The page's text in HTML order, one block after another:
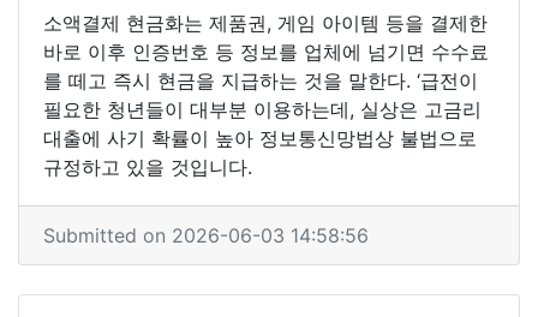
소액결제 현금화는 제품권, 게임 아이템 등을 결제한
바로 이후 인증번호 등 정보를 업체에 넘기면 수수료
를 떼고 즉시 현금을 지급하는 것을 말한다. ‘급전이
필요한 청년들이 대부분 이용하는데, 실상은 고금리
대출에 사기 확률이 높아 정보통신망법상 불법으로
규정하고 있을 것입니다.
Submitted on 2026-06-03 14:58:56